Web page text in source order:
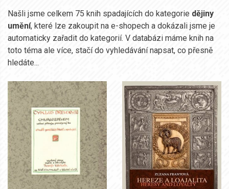
Našli jsme celkem 75 knih spadajících do kategorie dějiny
umění, které lze zakoupit na e-shopech a dokázali jsme je
automaticky zařadit do kategorií. V databázi máme knih na
toto téma ale více, stačí do vyhledávání napsat, co přesně
hledáte...